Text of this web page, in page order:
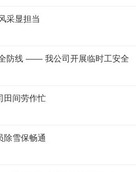
采显担当
防线 —— 我公司开展临时工安全
田间劳作忙
除雪保畅通